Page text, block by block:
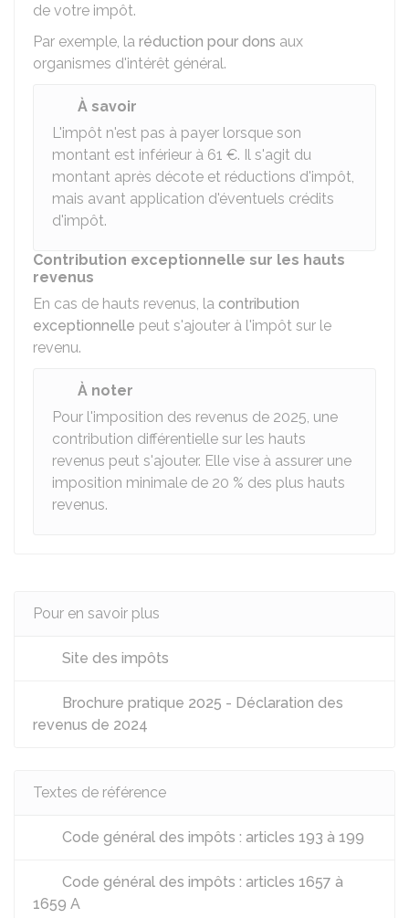
de votre impôt.
Par exemple, la réduction pour dons aux
organismes d'intérêt général.
À savoir
L'impôt n'est pas à payer lorsque son
montant est inférieur à 61 €. Il s'agit du
montant après décote et réductions d'impôt,
mais avant application d'éventuels crédits
d'impôt.
Contribution exceptionnelle sur les hauts
revenus
En cas de hauts revenus, la contribution
exceptionnelle peut s'ajouter à l'impôt sur le
revenu.
À noter
Pour l'imposition des revenus de 2025, une
contribution différentielle sur les hauts
revenus peut s'ajouter. Elle vise à assurer une
imposition minimale de 20 % des plus hauts
revenus.
Pour en savoir plus
Site des impôts
Brochure pratique 2025 - Déclaration des
revenus de 2024
Textes de référence
Code général des impôts : articles 193 à 199
Code général des impôts : articles 1657 à
1659 A